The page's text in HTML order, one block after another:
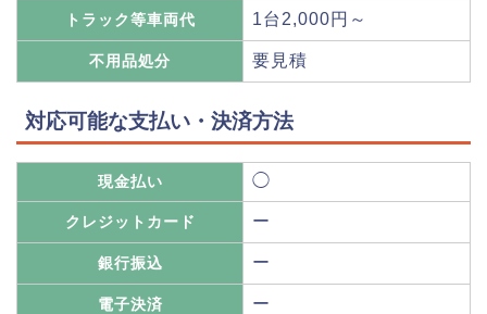
トラック等車両代 1台2,000円～
不用品処分 要見積
対応可能な支払い・決済方法
現金払い ◯
クレジットカード ー
銀行振込 ー
電子決済 ー